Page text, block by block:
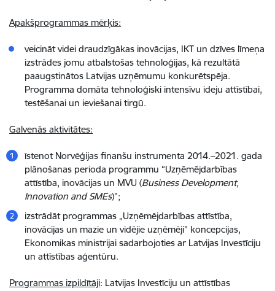
Apakšprogrammas mērķis:
veicināt videi draudzīgākas inovācijas, IKT un dzīves līmeņa
izstrādes jomu atbalstošas tehnoloģijas, kā rezultātā
paaugstinātos Latvijas uzņēmumu konkurētspēja.
Programma domāta tehnoloģiski intensīvu ideju attīstībai,
testēšanai un ieviešanai tirgū.
Galvenās aktivitātes:
īstenot Norvēģijas finanšu instrumenta 2014.–2021. gada
plānošanas perioda programmu “Uzņēmējdarbības
attīstība, inovācijas un MVU (Business Development,
Innovation and SMEs)”;
izstrādāt programmas „Uzņēmējdarbības attīstība,
inovācijas un mazie un vidējie uzņēmēji” koncepcijas,
Ekonomikas ministrijai sadarbojoties ar Latvijas Investīciju
un attīstības aģentūru.
Programmas izpildītāji: Latvijas Investīciju un attīstības